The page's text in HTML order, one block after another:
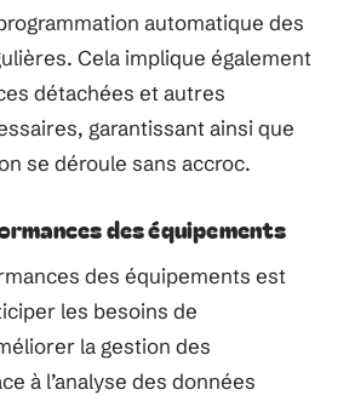
automatique des
Cela implique également
détachées et autres
garantissant ainsi que
se déroule sans accroc.
des équipements
des équipements est
les besoins de
la gestion des
à l’analyse des données